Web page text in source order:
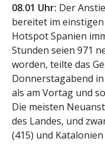
08.01 Uhr: Der
bereitet im
Hotspot Spanien
Stunden seien 971
worden, teilte das
Donnerstagabend
als am Vortag und
Die meisten
des Landes, und
(415) und Katalonien